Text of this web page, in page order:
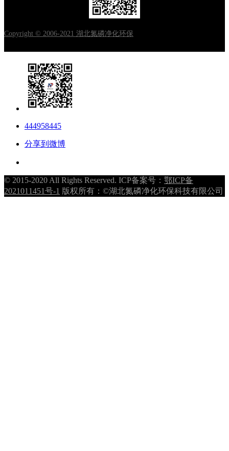
Copyright © 2006-2021 湖北氮磷净化环保
444958445
分享到微博
© 2015-2020 All Rights Reserved. ICP备案号： 鄂ICP备
2021011451号-1 版权所有：©湖北氮磷净化环保科技有限公司